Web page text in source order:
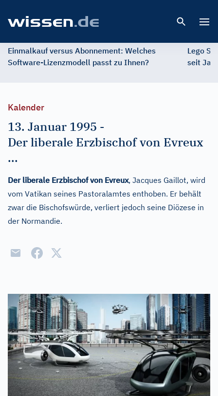
Einmalkauf versus Abonnement: Welches
Software-Lizenzmodell passt zu Ihnen?
Lego
seit
Kalender
13. Januar 1995 -
Der liberale Erzbischof von Evreux
...
Der liberale Erzbischof von Evreux, Jacques Gaillot, wird
vom Vatikan seines Pastoralamtes enthoben. Er behält
zwar die Bischofswürde, verliert jedoch seine Diözese in
der Normandie.